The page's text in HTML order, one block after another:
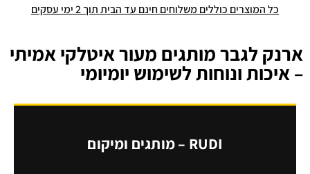
כל המוצרים כוללים משלוחים חינם עד הבית תוך 2 ימי עסקים
ארנק לגבר מותגים מעור איטלקי אמיתי
– איכות ונוחות לשימוש יומיומי
RUDI – מותגים ומיקום